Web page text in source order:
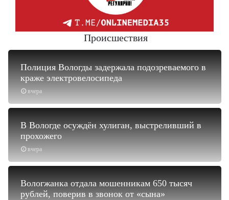
Происшествия
вчера
Полиция Вологды задержала подозреваемого в
краже электровелосипеда
вчера
В Вологде осуждён хулиган, выстреливший в
прохожего
Вологжанка отдала мошенникам 650 тысяч
рублей, поверив в звонок от «сына»